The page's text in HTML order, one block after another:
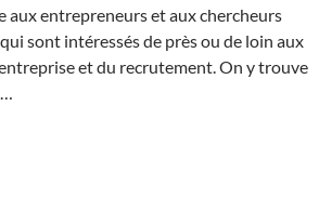
aux entrepreneurs et aux chercheurs
sont intéressés de près ou de loin aux
et du recrutement. On y trouve